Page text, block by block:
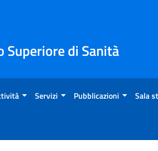
Superiore di Sanità
Servizi Pubblicazioni Sala